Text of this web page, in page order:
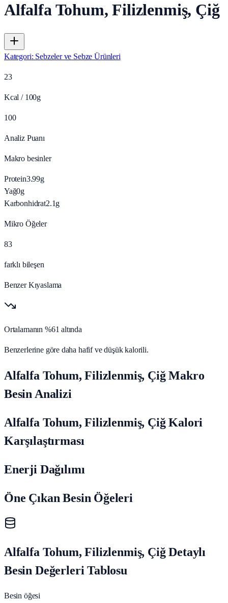
Alfalfa Tohum, Filizlenmiş, Çiğ
Kategori: Sebzeler ve Sebze Ürünleri
23
Kcal / 100g
100
Analiz Puanı
Makro besinler
Protein3.99g
Yağ0g
Karbonhidrat2.1g
Mikro Öğeler
83
farklı bileşen
Benzer Kıyaslama
Ortalamanın %61 altında
Benzerlerine göre daha hafif ve düşük kalorili.
Alfalfa Tohum, Filizlenmiş, Çiğ Makro
Besin Analizi
Alfalfa Tohum, Filizlenmiş, Çiğ Kalori
Karşılaştırması
Enerji Dağılımı
Öne Çıkan Besin Öğeleri
Alfalfa Tohum, Filizlenmiş, Çiğ Detaylı
Besin Değerleri Tablosu
Besin öğesi